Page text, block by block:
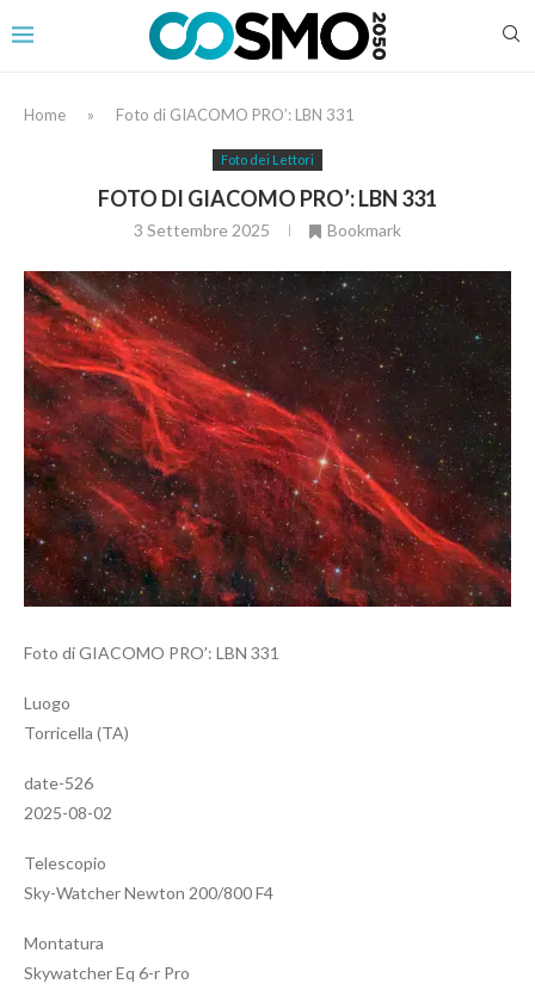
Home » Foto di GIACOMO PRO’: LBN 331
Foto dei Lettori
FOTO DI GIACOMO PRO’: LBN 331
3 Settembre 2025 Bookmark
Foto di GIACOMO PRO’: LBN 331
Luogo
Torricella (TA)
date-526
2025-08-02
Telescopio
Sky-Watcher Newton 200/800 F4
Montatura
Skywatcher Eq 6-r Pro